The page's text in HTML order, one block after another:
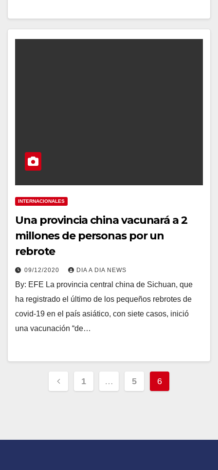
INTERNACIONALES
Una provincia china vacunará a 2
millones de personas por un
rebrote
09/12/2020 DIA A DIA NEWS
By: EFE La provincia central china de Sichuan, que
ha registrado el último de los pequeños rebrotes de
covid-19 en el país asiático, con siete casos, inició
una vacunación “de…
1 … 5 6